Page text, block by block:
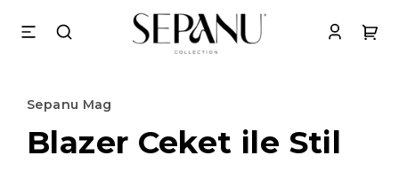
Sepanu Mag
Blazer Ceket ile Stil